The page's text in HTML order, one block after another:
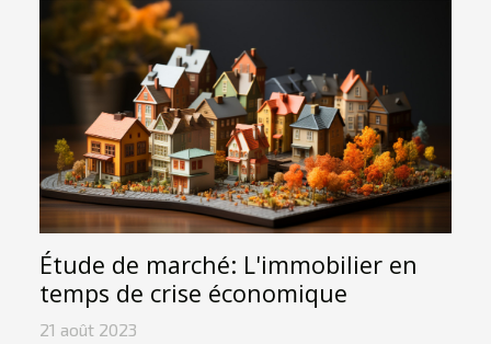
Étude de marché: L'immobilier en
temps de crise économique
21 août 2023